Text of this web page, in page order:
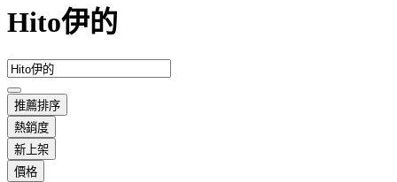
Hito伊的
推薦排序
熱銷度
新上架
價格